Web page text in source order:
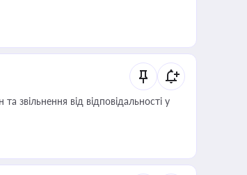
звільнення від відповідальності у